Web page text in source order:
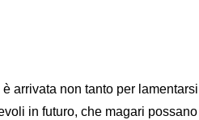
arrivata non tanto per
in futuro, che magari possano